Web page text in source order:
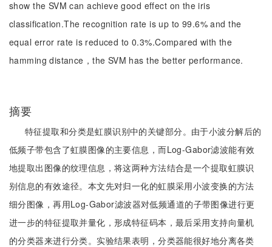
show the SVM can achieve good effect on the iris
classification.The recognition rate is up to 99.6% and the
equal error rate is reduced to 0.3%.Compared with the
hamming distance，the SVM has the better performance.
摘要
特征提取和分类是虹膜识别中的关键部分。由于小波分解后的
低频子带包含了虹膜图像的主要信息，而Log-Gabor滤波能有效
地提取出图像的纹理信息，将这两种方法结合是一个提取虹膜识
别信息的有效途径。本文先对归一化的虹膜采用小波变换的方法
细分图像，再用Log-Gabor滤波器对低频通道的子带图像进行更
进一步的特征提取并量化，形成特征码本，最后采用支持向量机
的分类器来进行分类。实验结果表明，分类器能很好地分离各类